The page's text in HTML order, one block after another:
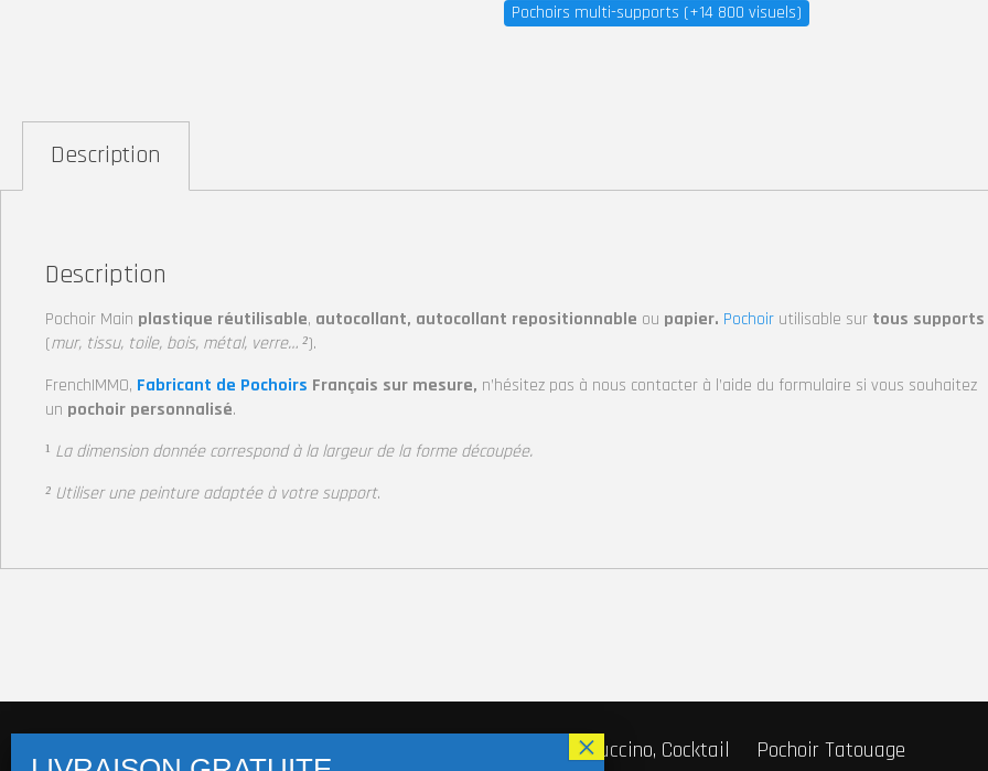
Pochoirs multi-supports (+14 800 visuels)
Description
Description
Pochoir Main plastique réutilisable, autocollant, autocollant repositionnable ou papier. Pochoir utilisable sur tous supports
(mur, tissu, toile, bois, métal, verre… ²).
FrenchIMMO, Fabricant de Pochoirs Français sur mesure, n’hésitez pas à nous contacter à l’aide du formulaire si vous souhaitez
un pochoir personnalisé.
¹ La dimension donnée correspond à la largeur de la forme découpée.
² Utiliser une peinture adaptée à votre support.
Pochoirs multi-supports (+14 800 visuels) Pochoir Café, Cappuccino, Cocktail
Pochoir Macaron
Pochoirs Mot/Texte Fabricant de pochoirs Pochoir sur-mesure